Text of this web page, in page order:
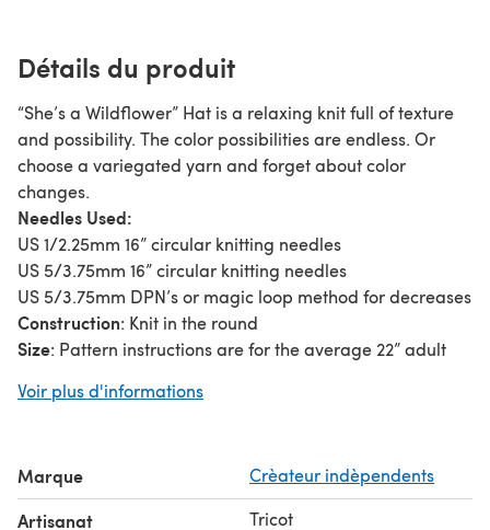
Détails du produit
“She’s a Wildflower” Hat is a relaxing knit full of texture
and possibility. The color possibilities are endless. Or
choose a variegated yarn and forget about color
changes.
Needles Used:
US 1/2.25mm 16” circular knitting needles
US 5/3.75mm 16” circular knitting needles
US 5/3.75mm DPN’s or magic loop method for decreases
Construction: Knit in the round
Size: Pattern instructions are for the average 22” adult
Yarn: Uses Fingering Weight Yarn (I used a partial skein
Voir plus d'informations
Marque Crèateur indèpendents
Artisanat Tricot